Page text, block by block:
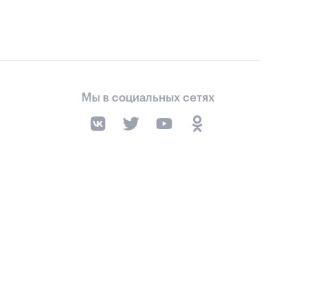
Мы в социальных сетях